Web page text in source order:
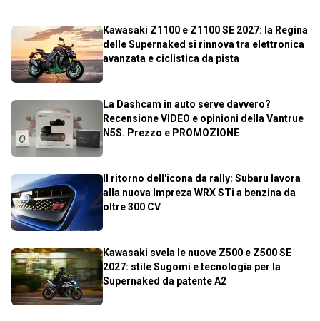
Kawasaki Z1100 e Z1100 SE 2027: la Regina
delle Supernaked si rinnova tra elettronica
avanzata e ciclistica da pista
La Dashcam in auto serve davvero?
Recensione VIDEO e opinioni della Vantrue
N5S. Prezzo e PROMOZIONE
Il ritorno dell'icona da rally: Subaru lavora
alla nuova Impreza WRX STi a benzina da
oltre 300 CV
Kawasaki svela le nuove Z500 e Z500 SE
2027: stile Sugomi e tecnologia per la
Supernaked da patente A2